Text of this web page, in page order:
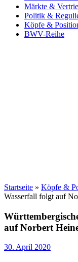
Märkte &
Politik &
Köpfe &
BWV-Reihe
Startseite » Köpfe &
Wasserfall folgt auf
auf Norbert
30. April 2020